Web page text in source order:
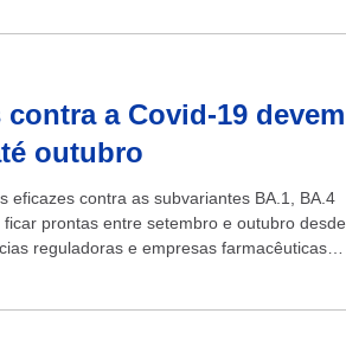
a Covid-19 devem
outubro
eficazes contra as subvariantes BA.1, BA.4
prontas entre setembro e outubro desde
reguladoras e empresas farmacêuticas